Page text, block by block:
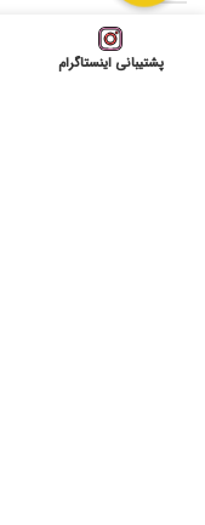
لیست قیمت ها
امداد برق
پشتیبانی اینستاگرام